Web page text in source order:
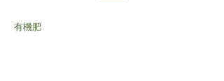
有機肥